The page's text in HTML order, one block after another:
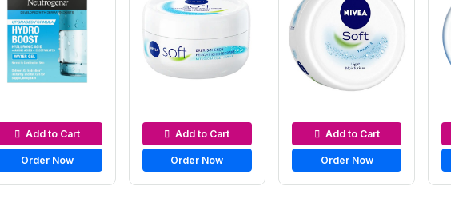
Moisturizers & Cream
Add to Cart
Order Now
Moisturizers & Cream
Add to Cart
Order Now
Moisturizers & Cream
Add to Cart
Order Now